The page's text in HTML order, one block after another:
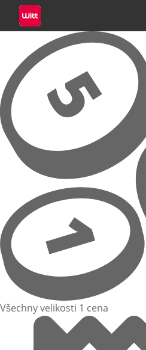
Přeskočit na hlavní obsah
Všechny velikosti 1 cena